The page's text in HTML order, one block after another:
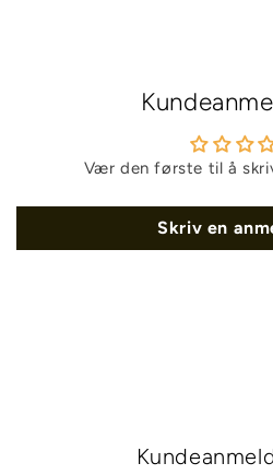
Vær den første til å
Skriv en